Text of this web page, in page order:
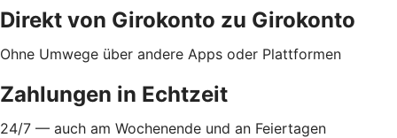
Direkt von Girokonto zu Girokonto
Ohne Umwege über andere Apps oder Plattformen
Zahlungen in Echtzeit
24/7 — auch am Wochenende und an Feiertagen